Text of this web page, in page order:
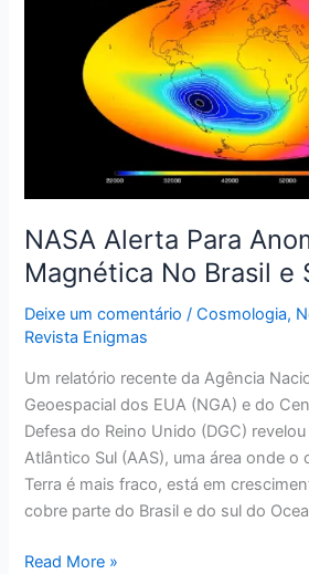
NASA Alerta Para
Magnética No Brasil e
Deixe um comentário /Cosmologia,
Revista Enigmas
Um relatório recente da Agência
Geoespacial dos EUA (NGA) e do
Defesa do Reino Unido (DGC)
Atlântico Sul (AAS), uma área onde o
Terra é mais fraco, está em
cobre parte do Brasil e do sul do
Anomalia
Magnética
Read More »